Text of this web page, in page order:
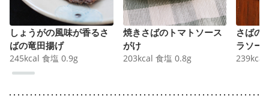
しょうがの風味が香るさ
ばの竜田揚げ
245kcal 食塩 0.9g
焼きさばのトマトソース
がけ
203kcal 食塩 0.8g
さばの
ラソー
239kcal